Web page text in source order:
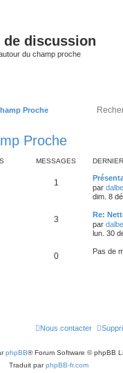
de discussion
du champ proche
Proche
Proche
MESSAGES
1
par
dim. 8
3
Re:
par
lun. 30
0 Pas de
Nous contacter
phpBB® Forum Software © phpBB
Traduit parphpBB-fr.com